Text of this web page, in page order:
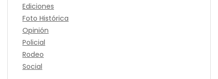
Ediciones
Foto Histórica
Opinión
Policial
Rodeo
Social